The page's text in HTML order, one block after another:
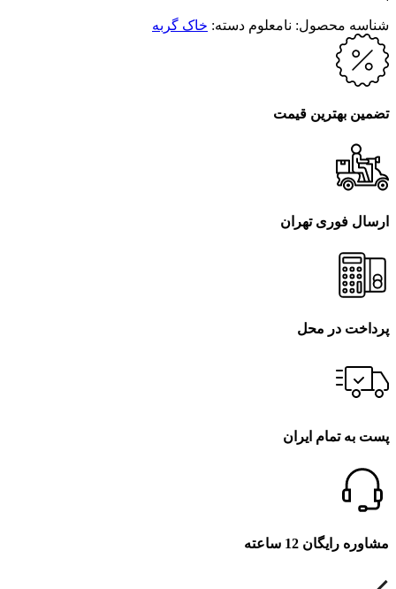
شناسه محصول: نامعلوم دسته: خاک گربه
تضمین بهترین قیمت
ارسال فوری تهران
پرداخت در محل
پست به تمام ایران
مشاوره رایگان 12 ساعته